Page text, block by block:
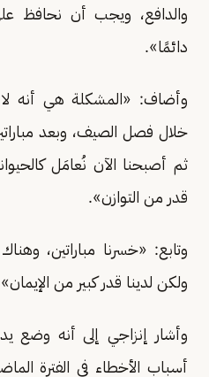
والدافع، ويجب أن نحافظ
دائمًا».
وأضاف: «المشكلة هي أنه
خلال فصل الصيف، وبعد
ثم أصبحنا الآن نُعامَل
قدر من التوازن».
وتابع: «خسرنا مباراتين،
ولكن لدينا قدر كبير من
وأشار إنزاجي إلى أنه وضع
أسباب الأخطاء في الفترة